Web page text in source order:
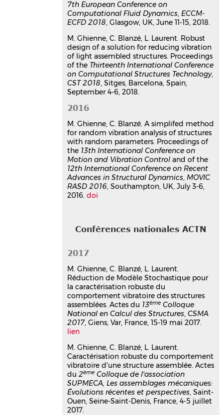
comportement vibratoire des
structures assemblées
Martin Ghienne ,Claude Blanzé ,Luc
Laurent
13e colloque national en calcul des
structures, Université Paris-Saclay,
May 2017, Giens, Var, France
Communication dans un congrès
hal-01926719v1
A simplified method for random
vibration analysis of structures
Martin Ghienne,Claude Blanzé
13th International Conference on
Motion and Vibration Control, 12th
International Conference on Recent
Advances in Structural Dynamics,
MOVIC RASD 2016 , Jul 2016,
Southampton, United Kingdom.
pp.012174,
⟨10.1088/1742-
hal-02561342v1
paramètres incertains
Martin Ghienne,Claude Blanzé
Colloque de l' association SUPMECA,
Les assemblages mécaniques:
Évolutions récentes et perspectives
2015, Saint-Ouen, Seine-Saint-Denis,
France
hal-03179443v1
Thèse
Conception et caractérisation de
liaisons boulonnées pour la
réduction robuste de vibrations
7th European Conference on
Computational Fluid Dynamics,ECCM-
ECFD 2018, Glasgow, UK, June 11-15, 2018.
M. Ghienne, C. Blanzé, L. Laurent. Robust
design of a solution for reducing vibration
of light assembled structures. Proceedings
of the Thirteenth International Conference
on Computational Structures Technology,
CST 2018, Sitges, Barcelona, Spain,
September 4-6, 2018.
2016
M. Ghienne, C. Blanzé. A simplifed method
for random vibration analysis of structures
with random parameters. Proceedings of
the 13th International Conference on
Motion and Vibration Control and of the
12th International Conference on Recent
Advances in Structural Dynamics,MOVIC
RASD 2016, Southampton, UK, July 3-6,
2016.doi
Conférences nationales ACTN
2017
M. Ghienne, C. Blanzé, L. Laurent.
Réduction de Modèle Stochastique pour
la caractérisation robuste du
comportement vibratoire des structures
assemblées. Actes du 13ème Colloque
National en Calcul des Structures,CSMA
2017, Giens, Var, France, 15-19 mai 2017.
lien
M. Ghienne, C. Blanzé, L. Laurent.
Caractérisation robuste du comportement
vibratoire d'une structure assemblée. Actes
du2ème Colloque de l'association
SUPMECA, Les assemblages mécaniques:
Évolutions récentes et perspectives, Saint-
Ouen, Seine-Saint-Denis, France, 4-5 juillet
2017.